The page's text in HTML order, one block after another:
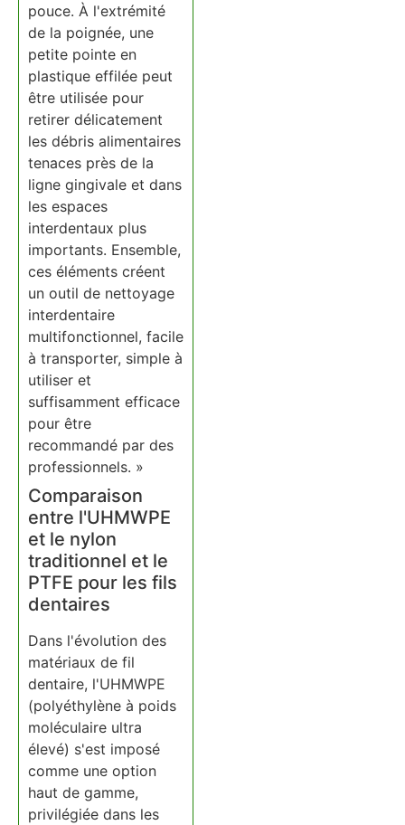
pouce. À l'extrémité
de la poignée, une
petite pointe en
plastique effilée peut
être utilisée pour
retirer délicatement
les débris alimentaires
tenaces près de la
ligne gingivale et dans
les espaces
interdentaux plus
importants. Ensemble,
ces éléments créent
un outil de nettoyage
interdentaire
multifonctionnel, facile
à transporter, simple à
utiliser et
suffisamment efficace
pour être
recommandé par des
professionnels. »
Comparaison
entre l'UHMWPE
et le nylon
traditionnel et le
PTFE pour les fils
dentaires
Dans l'évolution des
matériaux de fil
dentaire, l'UHMWPE
(polyéthylène à poids
moléculaire ultra
élevé) s'est imposé
comme une option
haut de gamme,
privilégiée dans les